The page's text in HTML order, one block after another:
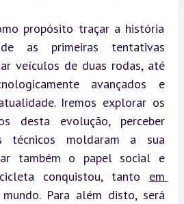
propósito traçar a história
as primeiras tentativas
veículos de duas rodas, até
avançados e
Iremos explorar os
desta evolução, perceber
técnicos moldaram a sua
também o papel social e
conquistou, tanto em
Para além disto, será